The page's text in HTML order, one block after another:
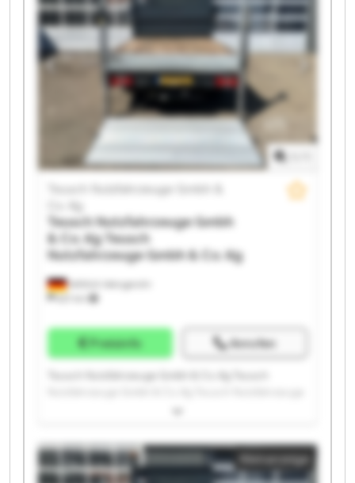
Nutzfahrzeuge Gmbh & Co. Kg Teusch Nutzfahrzeuge
Gmbh & Co. Kg Teusch Nutzfahrzeuge Gmbh & Co. Kg
Teusch Nutzfahrzeuge Gmbh & Co. Kg Teusch
Nutzfahrzeuge Gmbh & Co. Kg Teusch Nutzfahrzeuge
Gmbh & Co. Kg Teusch Nutzfahrzeuge Gmbh & Co. Kg
Teusch Nutzfahrzeuge Gmbh & Co. Kg Teusch
Nutzfahrzeuge Gmbh & Co. Kg Teusch Nutzfahrzeuge
Gmbh & Co. Kg Teusch Nutzfahrzeuge Gmbh & Co. Kg
Wittlich-Wengerohr
621 km
Teusch Nutzfahrzeuge Gmbh &
Co. Kg
Teusch Nutzfahrzeuge Gmbh
& Co. Kg Teusch
Nutzfahrzeuge Gmbh & Co. Kg
Preisinfo Anrufen
Teusch Nutzfahrzeuge Gmbh & Co. Kg Teusch
Gmbh & Co. Kg Teusch Nutzfahrzeuge Gmbh & Co. Kg
Nutzfahrzeuge Gmbh & Co. Kg Teusch Nutzfahrzeuge
Gmbh & Co. Kg Teusch Nutzfahrzeuge Gmbh & Co. Kg
Teusch Nutzfahrzeuge Gmbh & Co. Kg Teusch
Kleinanzeige